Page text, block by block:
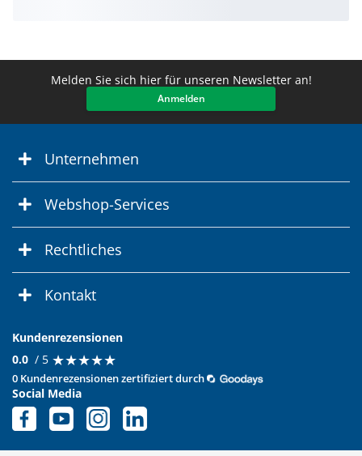
Melden Sie sich hier für unseren Newsletter an!
Anmelden
Unternehmen
Webshop-Services
Rechtliches
Kontakt
Kundenrezensionen
0.0 / 5 ★★★★★
★★★★★
0 Kundenrezensionen zertifiziert durch
Social Media